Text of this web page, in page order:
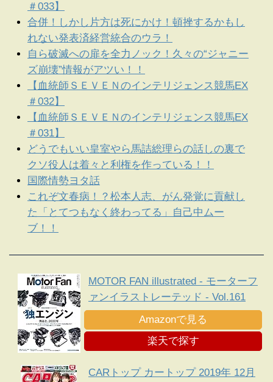
＃033】
合併！しかし片方は死にかけ！頓挫するかもし
れない発表済経営統合のウラ！
自ら破滅への扉を全力ノック！久々の“ジャニー
ズ崩壊”情報がアツい！！
【血統師ＳＥＶＥＮのインテリジェンス競馬EX
＃032】
【血統師ＳＥＶＥＮのインテリジェンス競馬EX
＃031】
どうでもいい皇室やら馬詰総理らの話しの裏で
クソ役人は着々と利権を作っている！！
国際情勢ヨタ話
これぞ文春病！？松本人志、がん発覚に貢献し
た「とてつもなく終わってる」自己中ムー
ブ！！
MOTOR FAN illustrated - モーターフ
ァンイラストレーテッド - Vol.161
Amazonで見る
楽天で探す
CARトップ カートップ 2019年 12月